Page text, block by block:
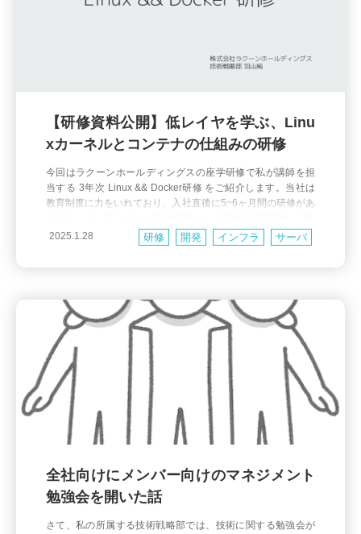
【研修資料公開】低レイヤを学ぶ、Linu
xカーネルとコンテナの仕組みの研修
今回はラクーンホールディングスの座学研修で私が講師を担
当する 3年次 Linux && Docker研修 をご紹介します。当社は
教育制度に力をいれており、入社直後に5~6ヶ月間の研修があ
次、4年次と定期的に研修を実施して、経験を積んだ各ステー
ジに必要な知識・スキルを補完しています。 3年次 Linux &&
2025.1.28 開発 インフラ サーバ
研修
全社向けにメンバー向けのマネジメント
勉強会を開いた話
さて、私の所属する技術戦略部では、技術に関する勉強会が